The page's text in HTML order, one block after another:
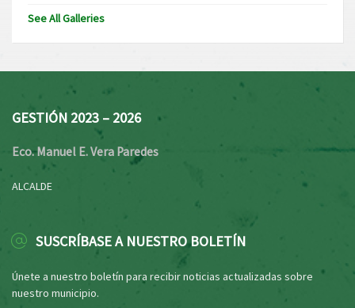
See All Galleries
GESTIÓN 2023 – 2026
Eco. Manuel E. Vera Paredes
ALCALDE
SUSCRÍBASE A NUESTRO BOLETÍN
Únete a nuestro boletín para recibir noticias actualizadas sobre
nuestro municipio.